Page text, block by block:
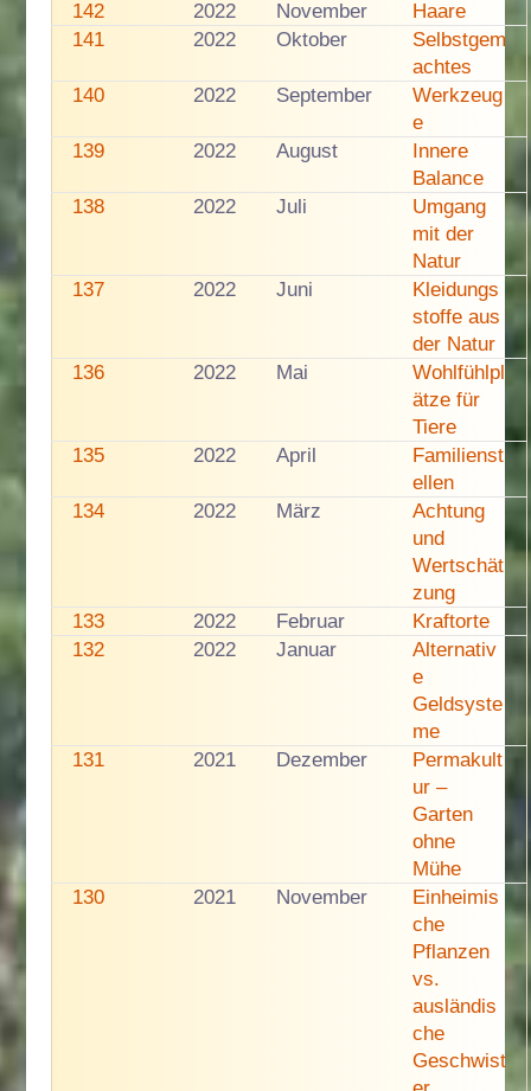
142
2022 November
Haare
141
2022 Oktober
Selbstgem
achtes
140
2022 September
Werkzeug
e
139
2022 August
Innere
Balance
138
2022 Juli
Umgang
mit der
Natur
137
2022 Juni
Kleidungs
stoffe aus
der Natur
136
2022 Mai
Wohlfühlpl
ätze für
Tiere
135
2022 April
Familienst
ellen
134
2022 März
Achtung
und
Wertschät
zung
133
2022 Februar
Kraftorte
132
2022 Januar
Alternativ
e
Geldsyste
me
131
2021 Dezember
Permakult
ur –
Garten
ohne
Mühe
130
2021 November
Einheimis
che
Pflanzen
vs.
ausländis
che
Geschwist